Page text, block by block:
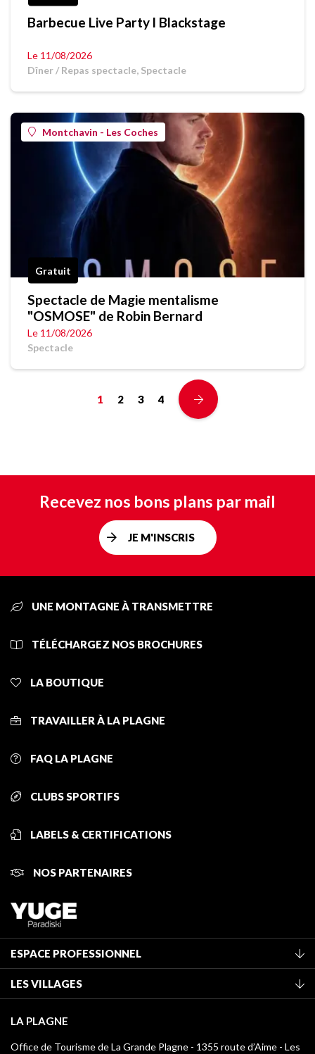
Barbecue Live Party l Blackstage
Le 11/08/2026
Dîner / Repas spectacle, Spectacle
Montchavin - Les Coches
Gratuit
Spectacle de Magie mentalisme
"OSMOSE" de Robin Bernard
Le 11/08/2026
Spectacle
1 2 3 4
Recevez nos bons plans par mail
JE M'INSCRIS
UNE MONTAGNE À TRANSMETTRE
TÉLÉCHARGEZ NOS BROCHURES
LA BOUTIQUE
TRAVAILLER À LA PLAGNE
FAQ LA PLAGNE
CLUBS SPORTIFS
LABELS & CERTIFICATIONS
NOS PARTENAIRES
ESPACE PROFESSIONNEL
Classement des meublés
Taxe de séjour
Médiathèque
LES VILLAGES
Montchavin - Les Coches
Champagny-en-Vanoise
LA PLAGNE
Office de Tourisme de La Grande Plagne - 1355 route d’Aime - Les